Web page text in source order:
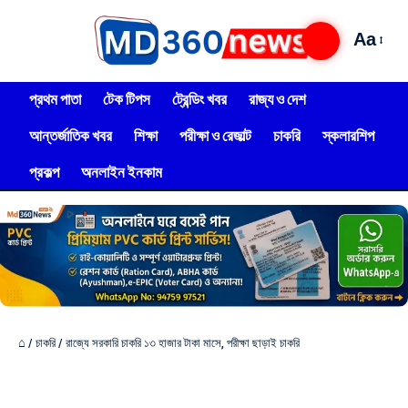
Aa
প্রথম পাতা টেক টিপস ট্রেন্ডিং খবর
রাজ্য ও দেশ
আন্তর্জাতিক খবর
শিক্ষা পরীক্ষা ও রেজাল্ট চাকরি
স্কলারশিপ
প্রকল্প
অনলাইন ইনকাম
⌂ / চাকরি / রাজ্যে সরকারি চাকরি ১৩ হাজার টাকা মাসে, পরীক্ষা ছাড়াই চাকরি